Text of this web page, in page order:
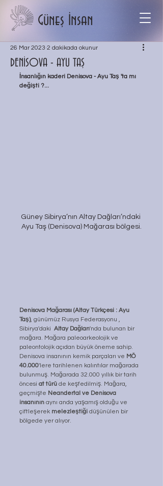
Güneş İnsan
DENİSOVA - AYU TAŞ
26 Mar 2023 2 dakikada okunur
İnsanlığın kaderi Denisova - Ayu Taş 'ta mı
değişti ?...
Güney Sibirya’nın Altay Dağları’ndaki
Ayu Taş (Denisova) Mağarası bölgesi.
Denisova Mağarası (Altay Türkçesi : Ayu
Taş), günümüz Rusya Federasyonu ,
Sibirya'daki Altay Dağları'nda bulunan bir
mağara. Mağara paleoarkeolojik ve
paleontolojik açıdan büyük öneme sahip.
Denisova insanının kemik parçaları ve MÖ
40.000'lere tarihlenen kalıntılar mağarada
bulunmuş. Mağarada 32.000 yıllık bir tarih
öncesi at türü de keşfedilmiş. Mağara,
geçmişte Neandertal ve Denisova
insanının aynı anda yaşamış olduğu ve
çiftleşerek melezleştiği düşünülen bir
bölgede yer alıyor.